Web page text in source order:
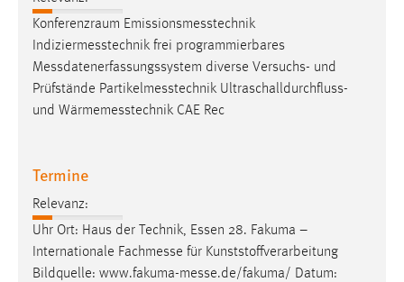
Konferenzraum Emissionsmesstechnik
Indiziermesstechnik frei programmierbares
Messdatenerfassungssystem diverse Versuchs- und
Prüfstände Partikelmesstechnik Ultraschalldurchfluss-
und Wärmemesstechnik CAE Rec
Termine
Relevanz:
Uhr Ort: Haus der Technik, Essen 28. Fakuma –
Internationale Fachmesse für Kunststoffverarbeitung
Bildquelle: www.fakuma-messe.de/fakuma/ Datum: